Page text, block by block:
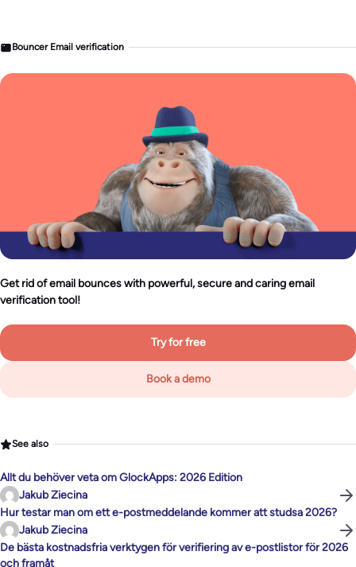
Bouncer Email verification
Get rid of email bounces with powerful, secure and caring email
verification tool!
Try for free
Book a demo
See also
Allt du behöver veta om GlockApps: 2026 Edition
Jakub Ziecina
Hur testar man om ett e-postmeddelande kommer att studsa 2026?
Jakub Ziecina
De bästa kostnadsfria verktygen för verifiering av e-postlistor för 2026
och framåt